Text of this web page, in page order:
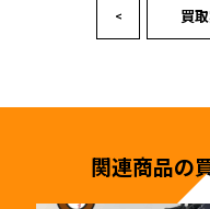
< 買
関連商品の